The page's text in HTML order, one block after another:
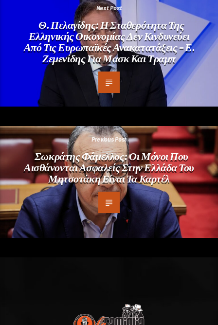
Next Post
Θ. Πελαγίδης: Η Σταθερότητα Της
Ελληνικής Οικονομίας Δεν Κινδυνεύει
Από Τις Ευρωπαϊκές Ανακατατάξεις – Ε.
Ζεμενίδης Για Μασκ Και Τραμπ
Previous Post
Σωκράτης Φάμελλος: Οι Μόνοι Που
Αισθάνονται Ασφαλείς Στην Ελλάδα Του
Μητσοτάκη Είναι Τα Καρτέλ